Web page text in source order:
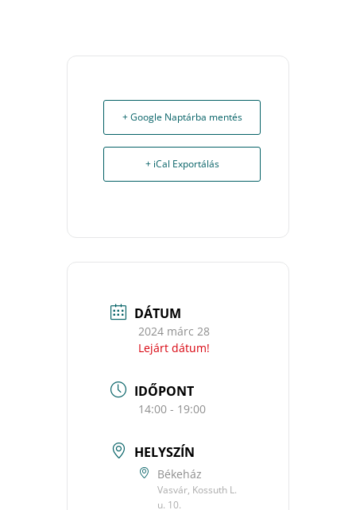
+ Google Naptárba mentés
+ iCal Exportálás
DÁTUM
2024 márc 28
Lejárt dátum!
IDŐPONT
14:00 - 19:00
HELYSZÍN
Békeház
Vasvár, Kossuth L.
u. 10.